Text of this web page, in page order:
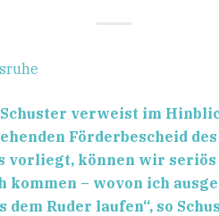
verweist im
Förderbescheid
vorliegt, können wir
kommen – wovon ich
Ruder laufen“, so